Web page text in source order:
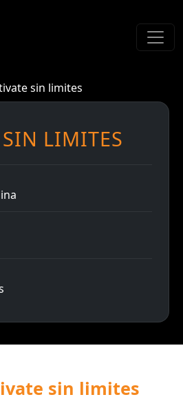
LIMITES
sin limites